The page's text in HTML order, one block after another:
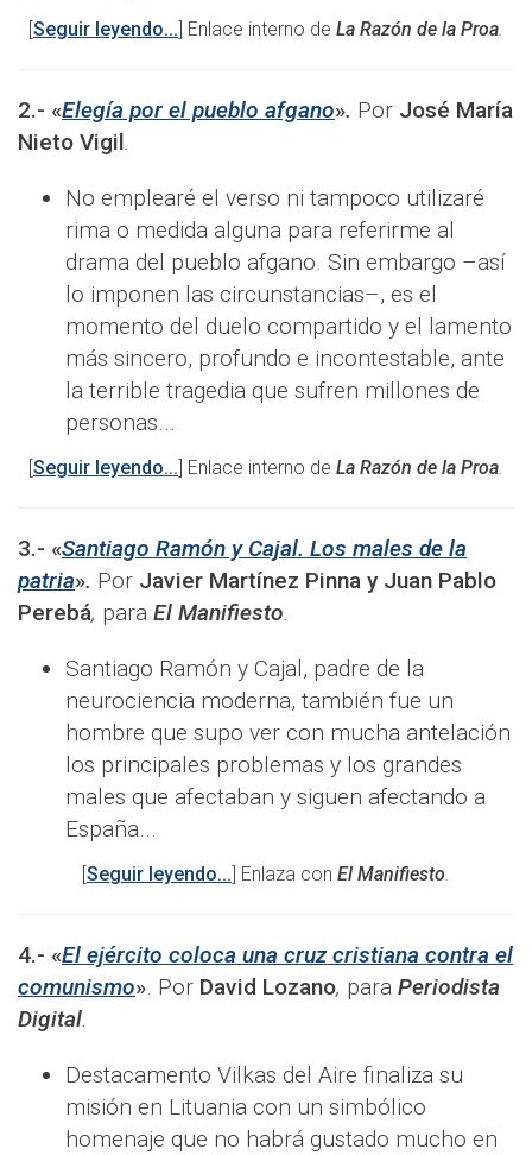
Seguir leyendo... ] Enlace interno de La Razón de la Proa.
2.- «Elegía por el pueblo afgano». Por José María
Nieto Vigil.
No emplearé el verso ni tampoco utilizaré
rima o medida alguna para referirme al
drama del pueblo afgano. Sin embargo –así
lo imponen las circunstancias–, es el
momento del duelo compartido y el lamento
más sincero, profundo e incontestable, ante
la terrible tragedia que sufren millones de
personas...
Seguir leyendo... ] Enlace interno de La Razón de la Proa.
3.- «Santiago Ramón y Cajal. Los males de la
patria». Por Javier Martínez Pinna y Juan Pablo
Perebá, para El Manifiesto.
Santiago Ramón y Cajal, padre de la
neurociencia moderna, también fue un
hombre que supo ver con mucha antelación
los principales problemas y los grandes
males que afectaban y siguen afectando a
España...
Seguir leyendo... ] Enlaza con El Manifiesto.
4.- «El ejército coloca una cruz cristiana contra el
comunismo». Por David Lozano, para Periodista
Digital.
Destacamento Vilkas del Aire finaliza su
misión en Lituania con un simbólico
homenaje que no habrá gustado mucho en